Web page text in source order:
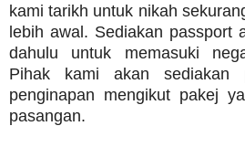
kami tarikh untuk nikah
lebih awal. Sediakan passport
dahulu untuk memasuki
Pihak kami akan sediakan
penginapan mengikut pakej
pasangan.